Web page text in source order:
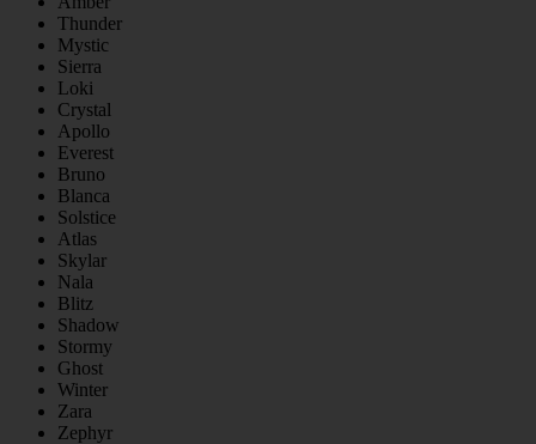
Thunder
Mystic
Sierra
Loki
Crystal
Apollo
Everest
Bruno
Blanca
Solstice
Atlas
Skylar
Nala
Blitz
Shadow
Stormy
Ghost
Winter
Zara
Zephyr